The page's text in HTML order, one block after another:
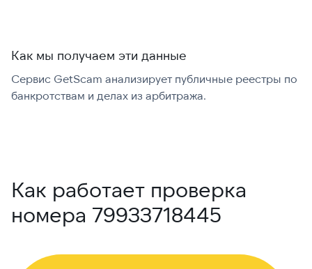
Как мы получаем эти данные
Сервис GetScam анализирует публичные реестры по
банкротствам и делах из арбитража.
Как работает проверка
номера 79933718445